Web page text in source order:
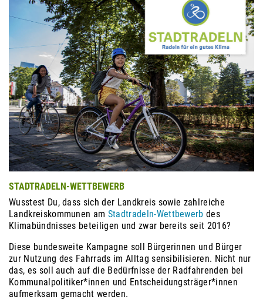
STADTRADELN-WETTBEWERB
Wusstest Du, dass sich der Landkreis sowie zahlreiche
Landkreiskommunen am Stadtradeln-Wettbewerb des
Klimabündnisses beteiligen und zwar bereits seit 2016?
Diese bundesweite Kampagne soll Bürgerinnen und Bürger
zur Nutzung des Fahrrads im Alltag sensibilisieren. Nicht nur
das, es soll auch auf die Bedürfnisse der Radfahrenden bei
Kommunalpolitiker*innen und Entscheidungsträger*innen
aufmerksam gemacht werden.